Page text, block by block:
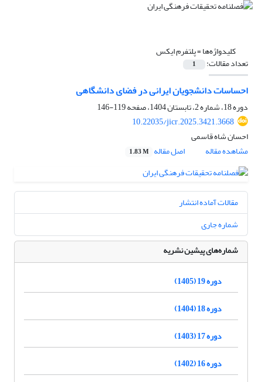
کلیدواژه‌ها =پلتفرم ایکس
تعداد مقالات: 1
احساسات دانشجویان ایرانی در فضای دانشگاهی
دوره 18، شماره 2، تابستان 1404، صفحه
119-146
10.22035/jicr.2025.3421.3668
احسان شاه قاسمی
مشاهده مقاله
اصل مقاله 1.83 M
مقالات آماده انتشار
شماره جاری
شماره‌های پیشین نشریه
دوره 19 (1405)
دوره 18 (1404)
دوره 17 (1403)
دوره 16 (1402)